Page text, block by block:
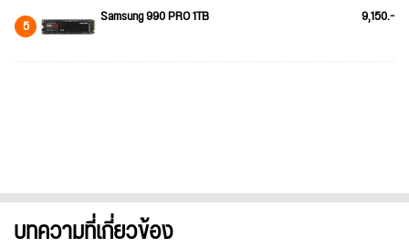
5 Samsung 990 PRO 1TB 9,150.-
บทความที่เกี่ยวข้อง